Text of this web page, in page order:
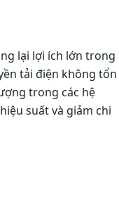
lại lợi ích lớn trong
tải điện không tổn
trong các hệ
suất và giảm chi